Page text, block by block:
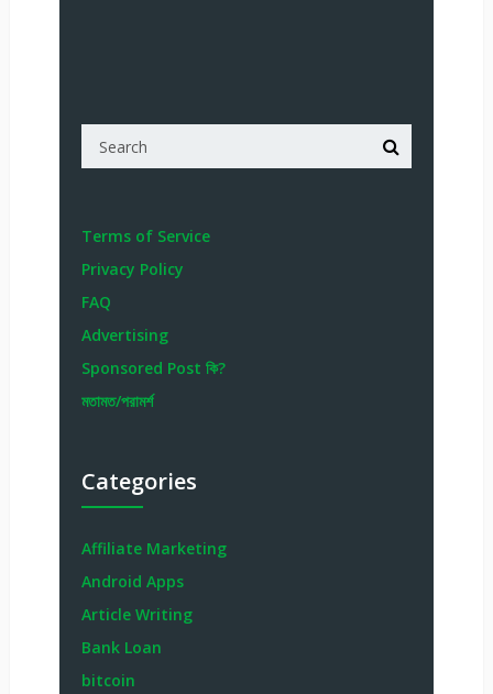
Terms of Service
Privacy Policy
FAQ
Advertising
Sponsored Post কি?
মতামত/পরামর্শ
Categories
Affiliate Marketing
Android Apps
Article Writing
Bank Loan
bitcoin